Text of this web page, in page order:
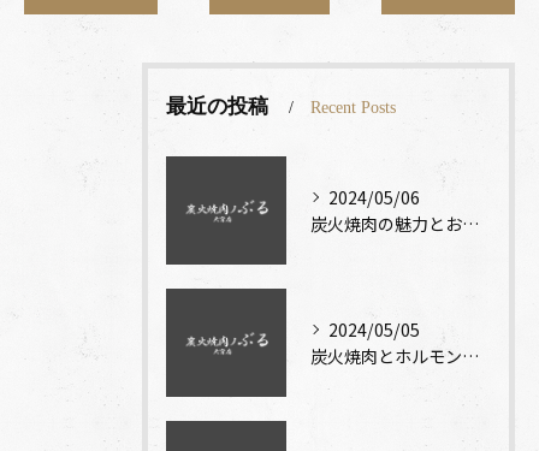
最近の投稿 Recent Posts
2024/05/06
炭火焼肉の魅力とおいしさに迫る！
2024/05/05
炭火焼肉とホルモンが織りなす極上のおいしさを堪能！